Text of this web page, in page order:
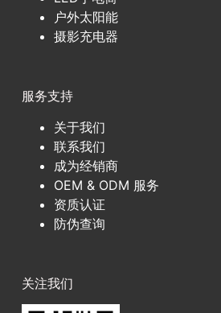
户外太阳能
摄影充电器
服务支持
关于我们
联系我们
成为经销商
OEM & ODM 服务
资质认证
防伪查询
关注我们